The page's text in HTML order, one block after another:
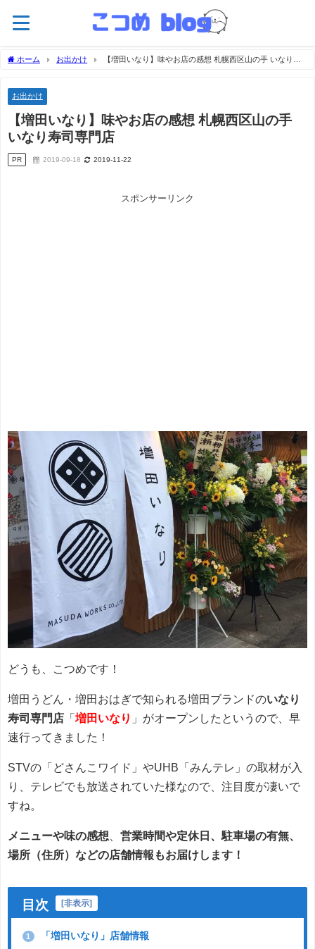
ホーム お出かけ
【増田いなり】味やお店の感想 札幌西区山の手 いなり寿
お出かけ
【増田いなり】味やお店の感想 札幌西区山の手
いなり寿司専門店
PR 2019-09-18 2019-11-22
スポンサーリンク
どうも、こつめです！
増田うどん・増田おはぎで知られる増田ブランドのいなり
寿司専門店 「 増田いなり 」がオープンしたというので、早
速行ってきました！
STVの「どさんこワイド」やUHB「みんテレ」の取材が入
り、テレビでも放送されていた様なので、注目度が凄いで
すね。
メニューや味の感想
営業時間や定休日、駐車場の有無、
場所（住所）などの店舗情報もお届けします！
目次 [非表示]
1 「増田いなり」店舗情報